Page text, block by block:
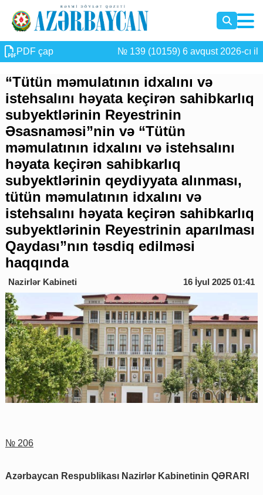
PDF çap № 139 (10159) 6 avqust 2026-cı il
“Tütün məmulatının idxalını və
istehsalını həyata keçirən sahibkarlıq
subyektlərinin Reyestrinin
Əsasnaməsi”nin və “Tütün
məmulatının idxalını və istehsalını
həyata keçirən sahibkarlıq
subyektlərinin qeydiyyata alınması,
tütün məmulatının idxalını və
istehsalını həyata keçirən sahibkarlıq
subyektlərinin Reyestrinin aparılması
Qaydası”nın təsdiq edilməsi
haqqında
Nazirlər Kabineti 16 İyul 2025 01:41
№ 206
Azərbaycan Respublikası Nazirlər Kabinetinin QƏRARI